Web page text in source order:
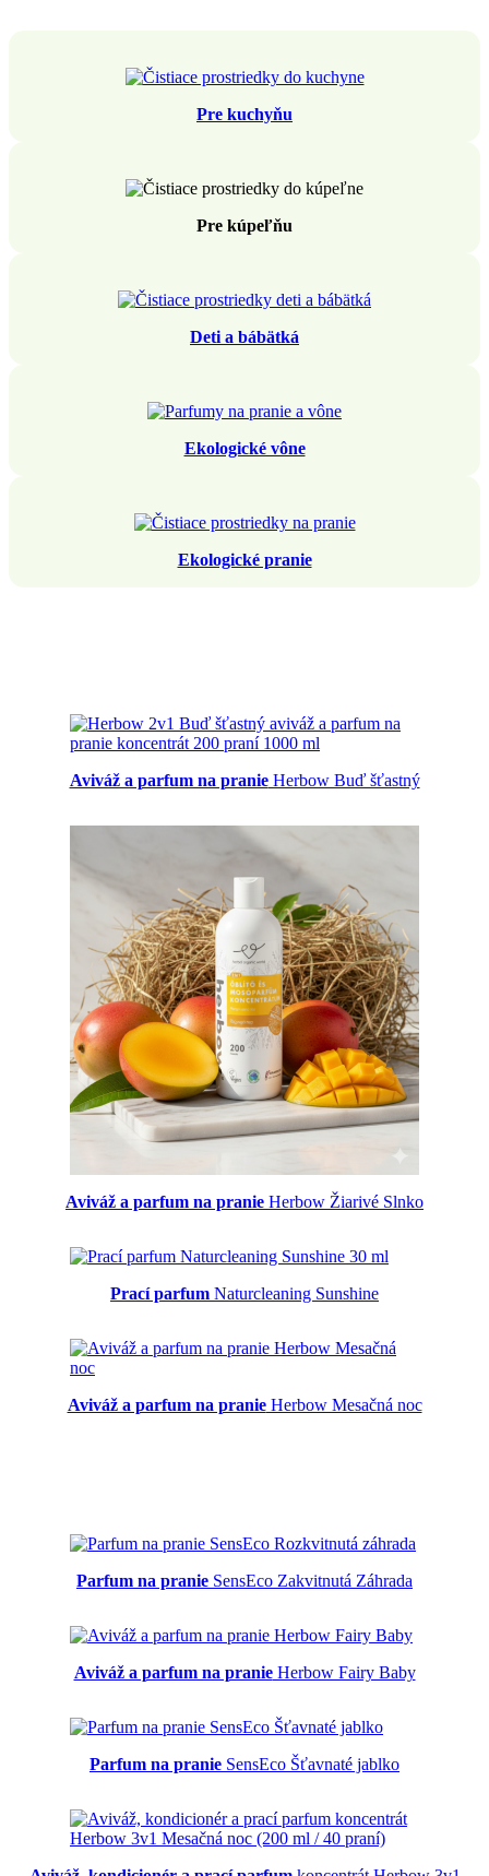
Pre kuchyňu
Pre kúpeľňu
Deti a bábätká
Ekologické vône
Ekologické pranie
Aviváž a parfum na pranieHerbow Buď šťastný
Aviváž a parfum na pranie Herbow Žiarivé Slnko
Prací parfum Naturcleaning Sunshine
Aviváž a parfum na pranieHerbow Mesačná noc
Parfum na pranie SensEco Zakvitnutá Záhrada
Aviváž a parfum na pranieHerbow Fairy Baby
Parfum na pranie SensEco Šťavnaté jablko